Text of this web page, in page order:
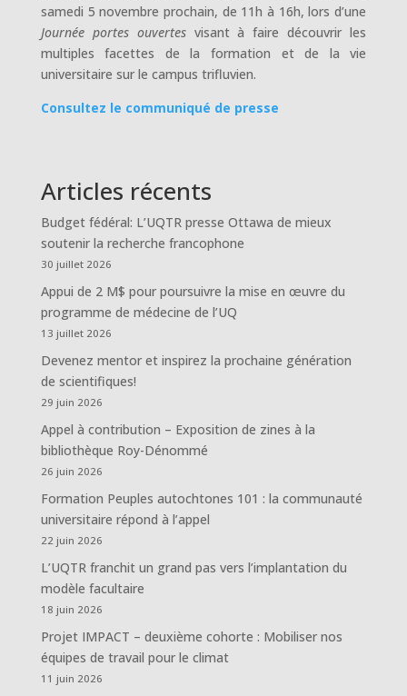
samedi 5 novembre prochain, de 11h à 16h, lors d’une
Journée portes ouvertesvisant à faire découvrir les
multiples facettes de la formation et de la vie
universitaire sur le campus trifluvien.
Consultez le communiqué de presse
Articles récents
Budget fédéral: L’UQTR presse Ottawa de mieux
soutenir la recherche francophone
30 juillet 2026
Appui de 2 M$ pour poursuivre la mise en œuvre du
programme de médecine de l’UQ
13 juillet 2026
Devenez mentor et inspirez la prochaine génération
de scientifiques!
29 juin 2026
Appel à contribution – Exposition de zines à la
bibliothèque Roy-Dénommé
26 juin 2026
Formation Peuples autochtones 101 : la communauté
universitaire répond à l’appel
22 juin 2026
L’UQTR franchit un grand pas vers l’implantation du
modèle facultaire
18 juin 2026
Projet IMPACT – deuxième cohorte : Mobiliser nos
équipes de travail pour le climat
11 juin 2026